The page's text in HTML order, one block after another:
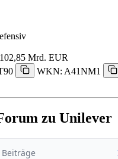
102,85 Mrd. EUR
WKN: A41NM1
zu Unilever